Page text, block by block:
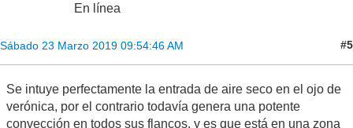
En línea
Sábado 23 Marzo 2019 09:54:46 AM #5
Se intuye perfectamente la entrada de aire seco en el ojo de
verónica, por el contrario todavía genera una potente
convección en todos sus flancos, y es que está en una zona